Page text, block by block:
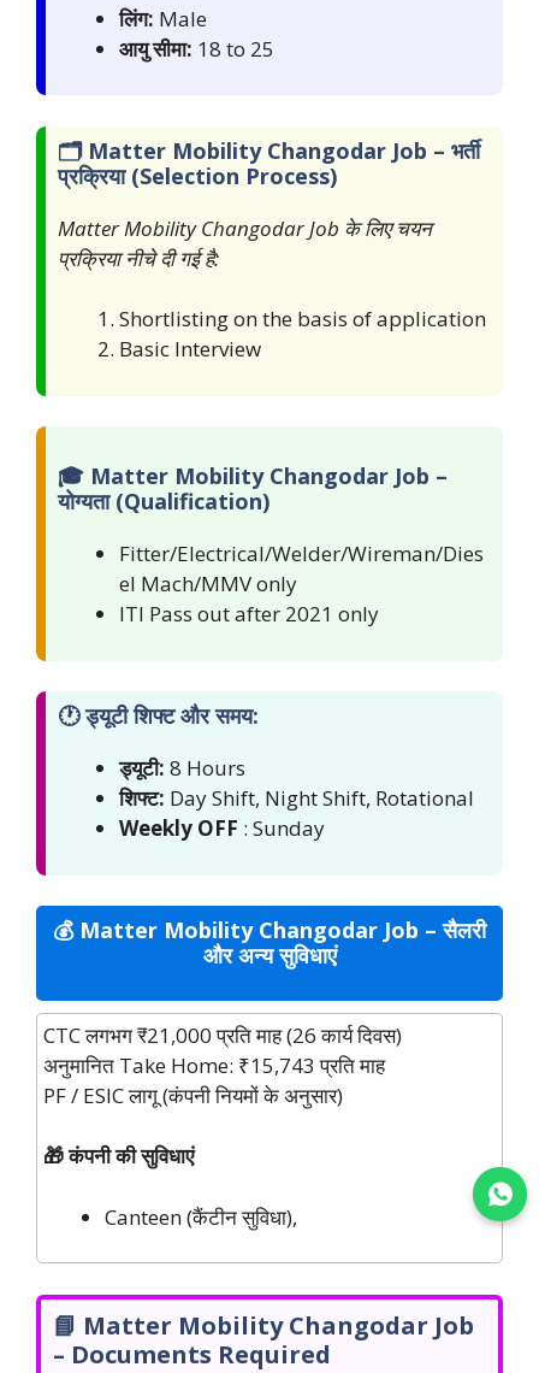
लिंग: Male
आयु सीमा: 18 to 25
🗂️ Matter Mobility Changodar Job – भर्ती
प्रक्रिया (Selection Process)
Matter Mobility Changodar Job के लिए चयन
प्रक्रिया नीचे दी गई है:
Shortlisting on the basis of application
Basic Interview
🎓 Matter Mobility Changodar Job –
योग्यता (Qualification)
Fitter/Electrical/Welder/Wireman/Dies
el Mach/MMV only
ITI Pass out after 2021 only
🕐 ड्यूटी शिफ्ट और समय:
ड्यूटी: 8 Hours
शिफ्ट: Day Shift, Night Shift, Rotational
Weekly OFF : Sunday
💰 Matter Mobility Changodar Job – सैलरी
और अन्य सुविधाएं
CTC लगभग ₹21,000 प्रति माह (26 कार्य दिवस)
अनुमानित Take Home: ₹15,743 प्रति माह
PF / ESIC लागू (कंपनी नियमों के अनुसार)
🎁 कंपनी की सुविधाएं
Canteen (कैंटीन सुविधा),
📘 Matter Mobility Changodar Job
– Documents Required